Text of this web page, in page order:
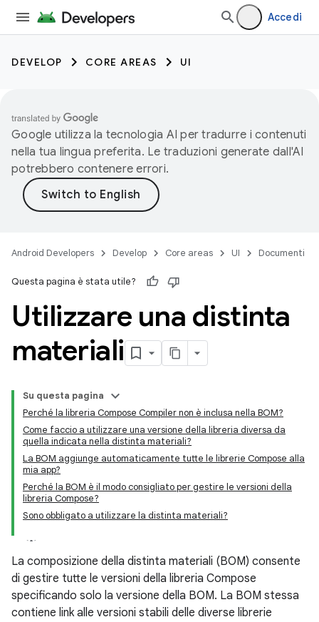
Accedi
DEVELOP CORE AREAS UI
Google utilizza la tecnologia AI per tradurre i contenuti
nella tua lingua preferita. Le traduzioni generate dall'AI
potrebbero contenere errori.
Android Developers Develop Core areas UI Documenti
Questa pagina è stata utile?
Utilizzare una distinta
materiali
Su questa pagina
Perché la libreria Compose Compiler non è inclusa nella BOM?
Come faccio a utilizzare una versione della libreria diversa da
quella indicata nella distinta materiali?
La BOM aggiunge automaticamente tutte le librerie Compose alla
mia app?
Perché la BOM è il modo consigliato per gestire le versioni della
libreria Compose?
Sono obbligato a utilizzare la distinta materiali?
La composizione della distinta materiali (BOM) consente
di gestire tutte le versioni della libreria Compose
specificando solo la versione della BOM. La BOM stessa
contiene link alle versioni stabili delle diverse librerie